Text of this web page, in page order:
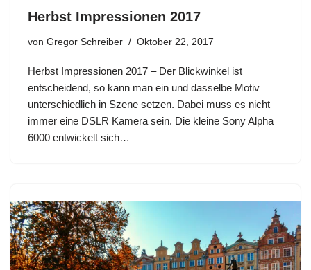
Herbst Impressionen 2017
von Gregor Schreiber Oktober 22, 2017
Herbst Impressionen 2017 – Der Blickwinkel ist
entscheidend, so kann man ein und dasselbe Motiv
unterschiedlich in Szene setzen. Dabei muss es nicht
immer eine DSLR Kamera sein. Die kleine Sony Alpha
6000 entwickelt sich…